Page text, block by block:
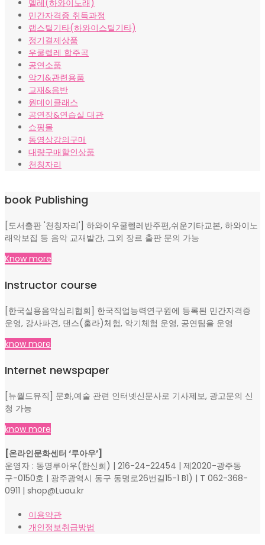
멜레(하와이노래)
민간자격증 취득과정
랩스틸기타(하와이스틸기타)
정기결제상품
우쿨렐레 합주곡
공연소품
악기&관련용품
교재&음반
원데이클래스
공연장&연습실 대관
쇼핑몰
동영상강의구매
대량구매할인상품
천칭자리
book Publishing
[도서출판 '천칭자리'] 하와이우쿨렐레반주편,쉬운기타교본, 하와이노
래악보집 등 음악 교재발간, 그외 장르 출판 문의 가능
Know more
Instructor course
[한국실용음악심리협회] 한국직업능력연구원에 등록된 민간자격증
운영, 강사파견, 댄스(훌라)체험, 악기체험 운영, 공연팀을 운영
know more
Internet newspaper
[뉴월드뮤직] 문화,예술 관련 인터넷신문사로 기사제보, 광고문의 신
청 가능
know more
[온라인문화센터 ‘루아우’]
운영자 : 동명루아우(한신희) | 216-24-22454 | 제2020-광주동
구-0150호 | 광주광역시 동구 동명로26번길15-1 B1) | T 062-368-
0911 | shop@Luau.kr
이용약관
개인정보취급방법